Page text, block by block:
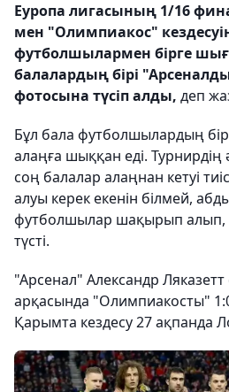
Еуропа лигасының 1/16
мен "Олимпиакос"
футболшылармен бірге
балалардың бірі
фотосына түсіп алды, деп
Бұл бала футболшылардың
алаңға шыққан еді.
соң балалар алаңнан кетуі
алуы керек екенін білмей,
футболшылар шақырып алып,
түсті.
"Арсенал" Александр
арқасында "Олимпиакосты"
Қарымта кездесу 27 ақпанда